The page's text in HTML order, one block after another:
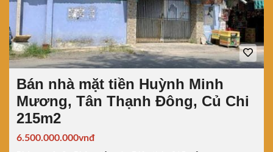
Bán nhà mặt tiền Huỳnh Minh
Mương, Tân Thạnh Đông, Củ Chi
215m2
6.500.000.000vnđ